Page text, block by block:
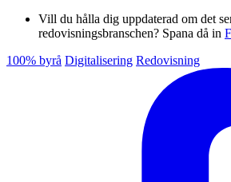
Vill du hålla dig uppdaterad om det
redovisningsbranschen? Spana då in
100% byrå Digitalisering Redovisning